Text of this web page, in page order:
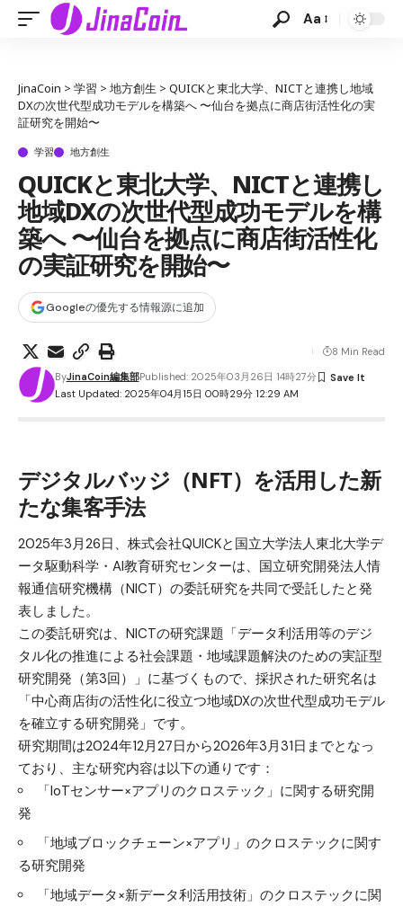
Aa
JinaCoin > 学習 > 地方創生 > QUICKと東北大学、NICTと連携し地域
DXの次世代型成功モデルを構築へ 〜仙台を拠点に商店街活性化の実
証研究を開始〜
学習 地方創生
QUICKと東北大学、NICTと連携し
地域DXの次世代型成功モデルを構
築へ 〜仙台を拠点に商店街活性化
の実証研究を開始〜
Googleの優先する情報源に追加
Last Updated: 2025年04月15日 00時29分 12:29 AM
ByJinaCoin編集部Published: 2025年03月26日 14時27分
8 Min Read
デジタルバッジ（NFT）を活用した新
たな集客手法
2025年3月26日、株式会社QUICKと国立大学法人東北大学デ
ータ駆動科学・AI教育研究センターは、国立研究開発法人情
報通信研究機構（NICT）の委託研究を共同で受託したと発
表しました。
この委託研究は、NICTの研究課題「データ利活用等のデジ
タル化の推進による社会課題・地域課題解決のための実証型
研究開発（第3回）」に基づくもので、採択された研究名は
「中心商店街の活性化に役立つ地域DXの次世代型成功モデル
を確立する研究開発」です。
研究期間は2024年12月27日から2026年3月31日までとなっ
ており、主な研究内容は以下の通りです：​
「IoTセンサー×アプリのクロステック」に関する研究開
発​
「地域ブロックチェーン×アプリ」のクロステックに関す
る研究開発​
「地域データ×新データ利活用技術」のクロステックに関